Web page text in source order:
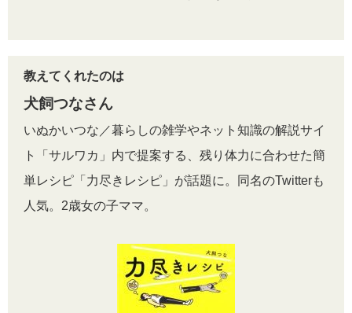
教えてくれたのは
犬飼つなさん
いぬかいつな／暮らしの雑学やネット知識の解説サイ
ト「サルワカ」内で提案する、残り体力に合わせた簡
単レシピ「力尽きレシピ」が話題に。同名のTwitterも
人気。2歳女の子ママ。